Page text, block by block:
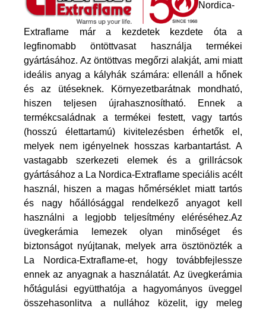
Nordica-
Extraflame már a kezdetek kezdete óta a
legfinomabb öntöttvasat használja termékei
gyártásához. Az öntöttvas megőrzi alakját, ami miatt
ideális anyag a kályhák számára: ellenáll a hőnek
és az ütéseknek. Környezetbarátnak mondható,
hiszen teljesen újrahasznosítható. Ennek a
termékcsaládnak a termékei festett, vagy tartós
(hosszú élettartamú) kivitelezésben érhetők el,
melyek nem igényelnek hosszas karbantartást. A
vastagabb szerkezeti elemek és a grillrácsok
gyártásához a La Nordica-Extraflame speciális acélt
használ, hiszen a magas hőmérséklet miatt tartós
és nagy hőállósággal rendelkező anyagot kell
használni a legjobb teljesítmény eléréséhez.Az
üvegkerámia lemezek olyan minőséget és
biztonságot nyújtanak, melyek arra ösztönözték a
La Nordica-Extraflame-et, hogy továbbfejlessze
ennek az anyagnak a használatát. Az üvegkerámia
hőtágulási együtthatója a hagyományos üveggel
összehasonlitva a nullához közelit, igy meleg